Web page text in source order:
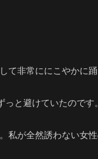
て非常ににこやかに
っと避けていたので
私が全然誘わない